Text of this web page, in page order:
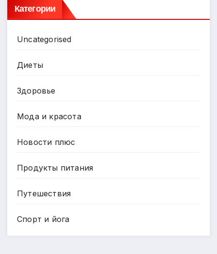
Категории
Uncategorised
Диеты
Здоровье
Мода и красота
Новости плюс
Продукты питания
Путешествия
Спорт и йога